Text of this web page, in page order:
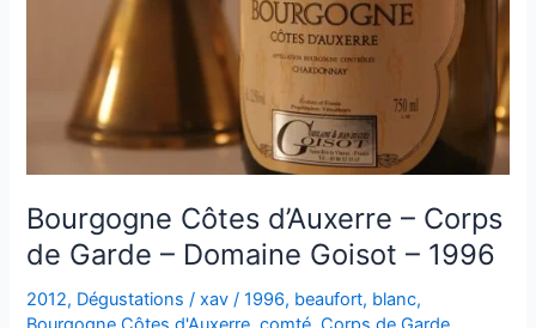
Bourgogne Côtes d’Auxerre – Corps
de Garde – Domaine Goisot – 1996
2012, Dégustations /xav/1996, beaufort, blanc,